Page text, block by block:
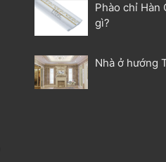
Phào chỉ Hàn
gì?
Nhà ở hướng